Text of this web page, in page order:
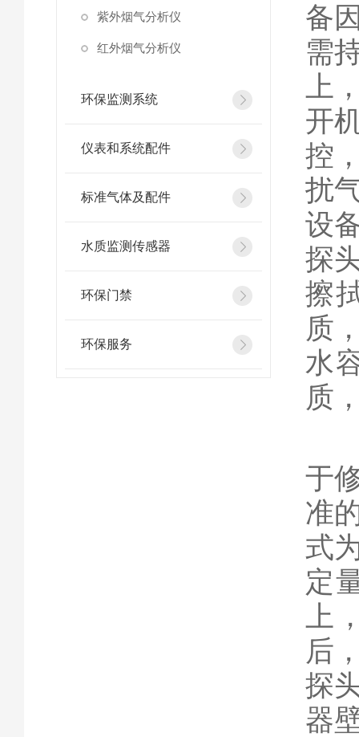
紫外烟气分析仪
红外烟气分析仪
环保监测系统
仪表和系统配件
标准气体及配件
水质监测传感器
环保门禁
环保服务
备
需
上
开
控
扰
设
探
擦
质
水
质
于
准
式
定
上
后
探
器